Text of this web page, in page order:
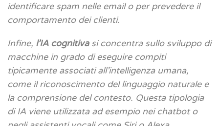
identificare spam nelle email o per prevedere il
comportamento dei clienti.
Infine, l’IA cognitivasi concentra sullo sviluppo di
macchine in grado di eseguire compiti
tipicamente associati all’intelligenza umana,
come il riconoscimento del linguaggio naturale e
la comprensione del contesto. Questa tipologia
di IA viene utilizzata ad esempio nei chatbot o